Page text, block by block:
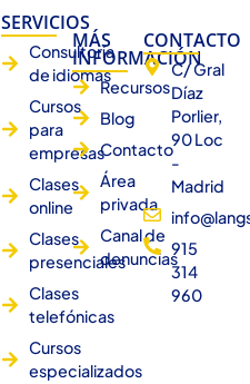
SERVICIOS
Consultoría
de idiomas
Cursos
para
empresas
Clases
online
Clases
presenciales
Clases
telefónicas
Cursos
especializados
MÁS
INFORMACIÓN
Recursos
Blog
Contacto
Área
privada
Canal de
denuncias
CONTACTO
C/ Gral
Díaz
Porlier,
90 Loc
-
Madrid
915
314
960